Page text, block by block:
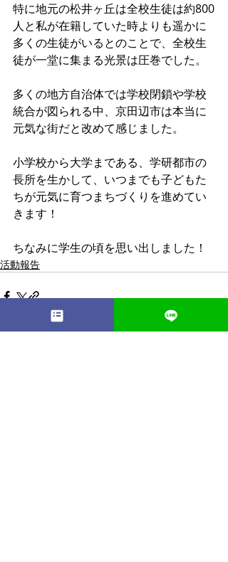
特に地元の松井ヶ丘は全校生徒は約800
人と私が在籍していた時よりも遥かに
多くの生徒がいるとのことで、全校生
徒が一堂に集まる光景は圧巻でした。
多くの地方自治体では学校閉鎖や学校
統合が図られる中、京田辺市は本当に
元気な街だと改めて感じました。
小学校から大学まである、学研都市の
長所を生かして、いつまでも子どもた
ちが元気に育つまちづくりを進めてい
きます！
ちなみに学生の頃を思い出しました！
活動報告